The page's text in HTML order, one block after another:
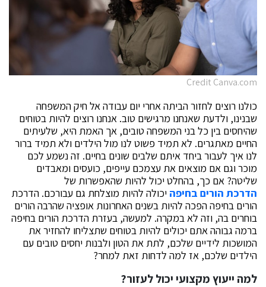
Credit Canva.com
כולנו רוצים לחזור הביתה אחרי יום עבודה אל חיק המשפחה
שבנינו, ולדעת שאנחנו מרגישים טוב. אנחנו רוצים להיות בטוחים
שהיחסים בין כל בני המשפחה טובים, אך האמת היא, שלעיתים
החיים מאתגרים. לא תמיד פשוט לנו מול הילדים ולא תמיד ברור
לנו איך לעבור ביחד איתם שלבים שונים בחיים. זה נשמע לכם
מוכר וגם אם מוצאים את עצמכם עייפים, כועסים ומאבדים
שליטה? אם כך, בהחלט יכול להיות שהאפשרות של
הדרכת הורים בחיפהיכולה להיות מוצלחת גם עבורכם. הדרכת
הורים בחיפה הפכה להיות בשנים האחרונות אופציה שהרבה הורים
בוחרים בה, וזה לא במקרה. למעשה, בעזרת הדרכת הורים בחיפה
ברמה גבוהה אתם יכולים להיות בטוחים שתצליחו להחזיר את
המושכות לידיים שלכם, לתת את הטון ולבנות יחסים טובים עם
הילדים שלכם, אז למה לדחות זאת למחר?
למה ייעוץ מקצועי יכול לעזור?